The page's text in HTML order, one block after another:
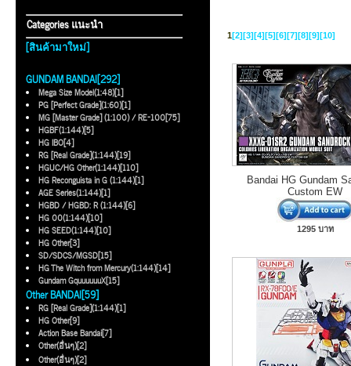
Categories แนะนำ
[สินค้ามาใหม่]
GUNDAM BANDAI[292]
Mega Size Model(1:48)[1]
PG [Perfect Grade](1:60)[1]
MG [Master Grade] (1:100) / RE-100[75]
HGBF(1:144)[5]
HG IBO[4]
RG [Real Grade](1:144)[19]
HGUC/HG Other(1:144)[110]
HG Reconguista in G (1:144)[1]
AGE Series(1:144)[1]
HGBD / HGBD: R (1:144)[6]
HG 00(1:144)[10]
HG SEED(1:144)[10]
HG Other[3]
SD/SDCS/MGSD[15]
HG The Witch from Mercury(1:144)[14]
Gundam GquuuuuuX[15]
Other BANDAI[59]
RG [Real Grade](1:144)[1]
HG Other[9]
Action Base Bandai[7]
Other(อื่นๆ)[2]
Other(อื่นๆ)[2]
1[2][3][4][5][6][7][8][9][10]
Bandai HG Gundam
Custom EW
1295 บาท